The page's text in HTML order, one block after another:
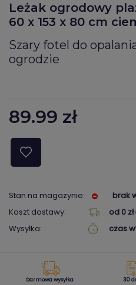
Leżak ogrodowy
60 x 153 x 80 cm
Szary fotel do
ogrodzie
89.99 zł
Stan na magazynie:
brak
Koszt dostawy:
od 0 zł
Wysyłka:
czas
Darmowa wysyłka
30